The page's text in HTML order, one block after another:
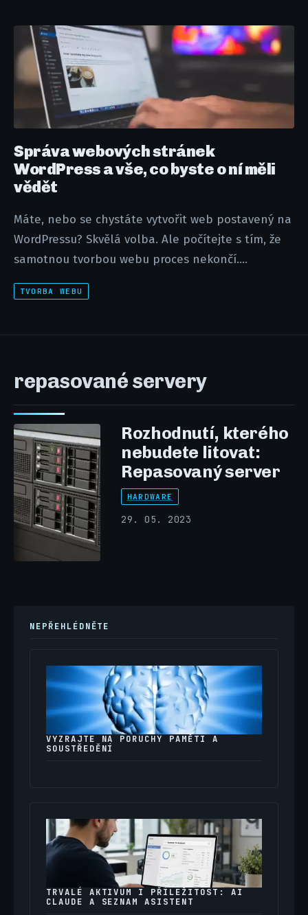
Správa webových stránek
WordPress a vše, co byste o ní měli
vědět
Máte, nebo se chystáte vytvořit web postavený na
WordPressu? Skvělá volba. Ale počítejte s tím, že
samotnou tvorbou webu proces nekončí....
TVORBA WEBU
repasované servery
Rozhodnutí, kterého
nebudete litovat:
Repasovaný server
HARDWARE
29. 05. 2023
NEPŘEHLÉDNĚTE
VYZRAJTE NA PORUCHY PAMĚTI A
SOUSTŘEDĚNÍ
TRVALÉ AKTIVUM I PŘÍLEŽITOST: AI
CLAUDE A SEZNAM ASISTENT